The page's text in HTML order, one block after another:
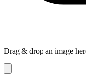
Drag & drop an image